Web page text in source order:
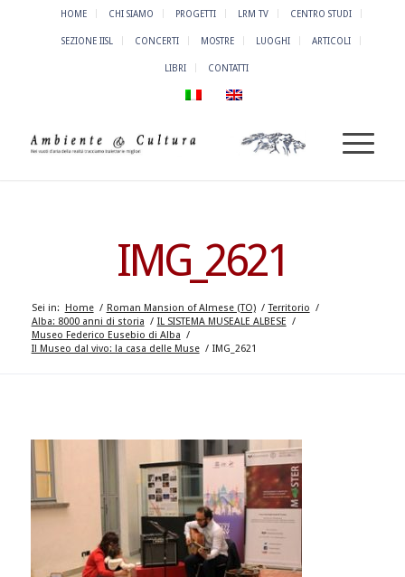
HOME CHI SIAMO PROGETTI LRM TV CENTRO STUDI
SEZIONE IISL CONCERTI MOSTRE LUOGHI ARTICOLI
LIBRI CONTATTI
IMG_2621
Sei in: Home / Roman Mansion of Almese (TO) / Territorio /
Alba: 8000 anni di storia / IL SISTEMA MUSEALE ALBESE /
Museo Federico Eusebio di Alba /
Il Museo dal vivo: la casa delle Muse / IMG_2621